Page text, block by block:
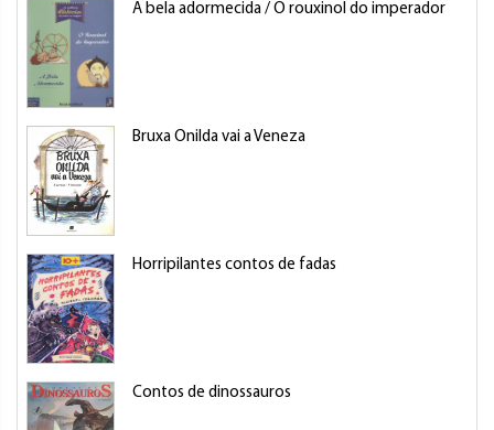
A bela adormecida / O rouxinol do imperador
Bruxa Onilda vai a Veneza
Horripilantes contos de fadas
Contos de dinossauros